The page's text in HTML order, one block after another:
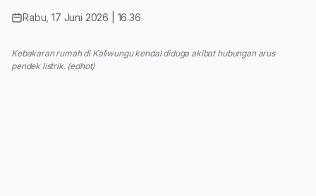
Rabu, 17 Juni 2026 | 16.36
Kebakaran rumah di Kaliwungu kendal diduga akibat hubungan arus
pendek listrik. (edhot)